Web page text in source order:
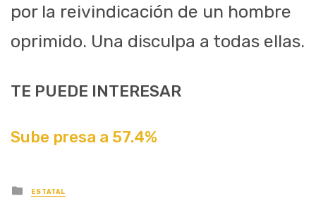
por la reivindicación de un hombre
oprimido. Una disculpa a todas ellas.
TE PUEDE INTERESAR
Sube presa a 57.4%
Posted
in
ESTATAL